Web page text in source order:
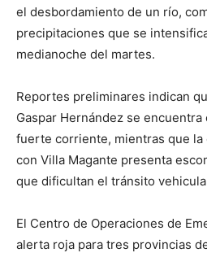
el desbordamiento de un río,
precipitaciones que se
medianoche del martes.
Reportes preliminares indican
Gaspar Hernández se
fuerte corriente, mientras que
con Villa Magante presenta
que dificultan el tránsito
El Centro de Operaciones de
alerta roja para tres provincias